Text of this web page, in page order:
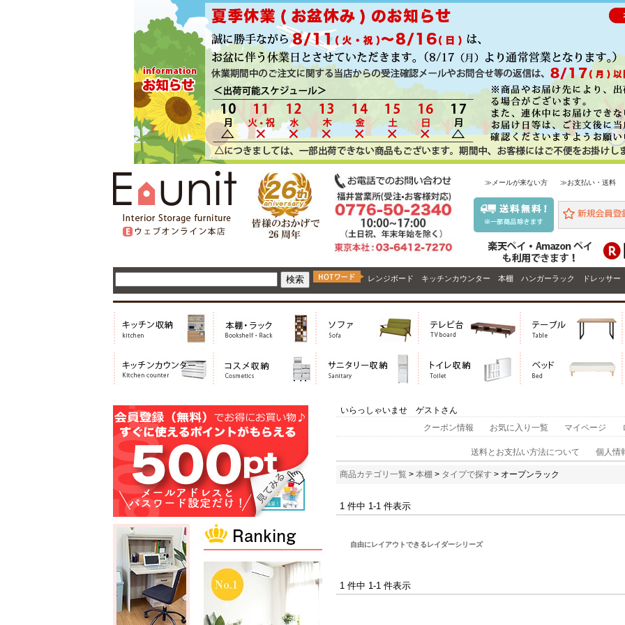
≫メールが来ない方 ≫お支払い・送料
レンジボード キッチンカウンター 本棚 ハンガーラック ドレッサー
いらっしゃいませ ゲストさん
クーポン情報
お気に入り一覧 マイページ
送料とお支払い方法について 個人情
商品カテゴリ一覧 > 本棚 > タイプで探す > オープンラック
1 件中 1-1 件表示
自由にレイアウトできるレイダーシリーズ
1 件中 1-1 件表示